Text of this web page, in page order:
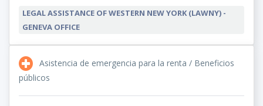
LEGAL ASSISTANCE OF WESTERN NEW YORK (LAWNY) -
GENEVA OFFICE
Asistencia de emergencia para la renta / Beneficios
públicos